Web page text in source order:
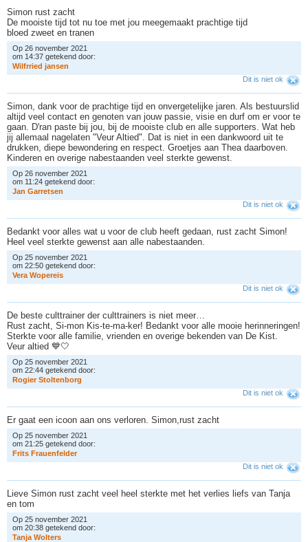
Simon rust zacht
De mooiste tijd tot nu toe met jou meegemaakt prachtige tijd
bloed zweet en tranen
Op 26 november 2021
om 14:37 getekend door:
Wilfrried jansen
Dit is niet ok
Simon, dank voor de prachtige tijd en onvergetelijke jaren. Als bestuurslid
altijd veel contact en genoten van jouw passie, visie en durf om er voor te
gaan. D'ran paste bij jou, bij de mooiste club en alle supporters. Wat heb
jij allemaal nagelaten "Veur Altied". Dat is niet in een dankwoord uit te
drukken, diepe bewondering en respect. Groetjes aan Thea daarboven.
Kinderen en overige nabestaanden veel sterkte gewenst.
Op 26 november 2021
om 11:24 getekend door:
Jan Garretsen
Dit is niet ok
Bedankt voor alles wat u voor de club heeft gedaan, rust zacht Simon!
Heel veel sterkte gewenst aan alle nabestaanden.
Op 25 november 2021
om 22:50 getekend door:
Vera Wopereis
Dit is niet ok
De beste culttrainer der culttrainers is niet meer…
Rust zacht, Si-mon Kis-te-ma-ker! Bedankt voor alle mooie herinneringen!
Sterkte voor alle familie, vrienden en overige bekenden van De Kist.
Veur altied 💙🤍
Op 25 november 2021
om 22:44 getekend door:
Rogier Stoltenborg
Dit is niet ok
Er gaat een icoon aan ons verloren. Simon,rust zacht
Op 25 november 2021
om 21:25 getekend door:
Frits Frauenfelder
Dit is niet ok
Lieve Simon rust zacht veel heel sterkte met het verlies liefs van Tanja
en tom
Op 25 november 2021
om 20:38 getekend door:
Tanja Wolters